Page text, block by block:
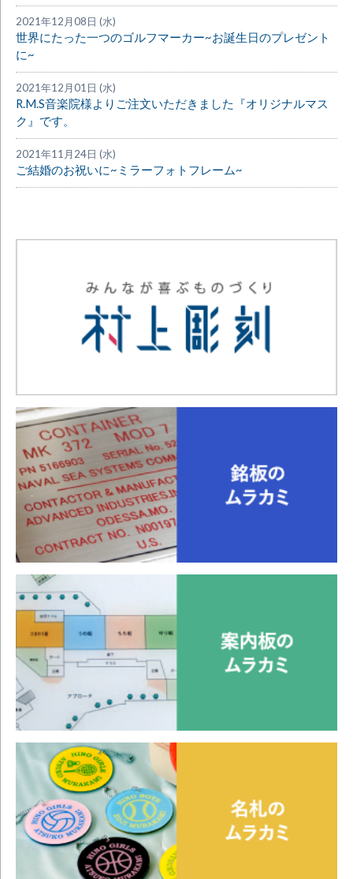
2021年12月08日 (水)
世界にたった一つのゴルフマーカー~お誕生日のプレゼント
に~
2021年12月01日 (水)
R.M.S音楽院様よりご注文いただきました『オリジナルマス
ク』です。
2021年11月24日 (水)
ご結婚のお祝いに~ミラーフォトフレーム~